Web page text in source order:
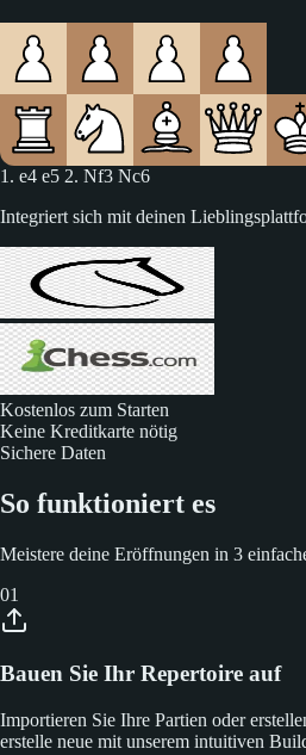
1. e4 e5 2. Nf3 Nc6 3. Bc4
Integriert sich mit deinen
Kostenlos zum Starten
Keine Kreditkarte nötig
Sichere Daten
So funktioniert es
Meistere deine Eröffnungen in 3
01
Bauen Sie Ihr Repertoire auf
Importieren Sie Ihre Partien oder
erstelle neue mit unserem intuitiven